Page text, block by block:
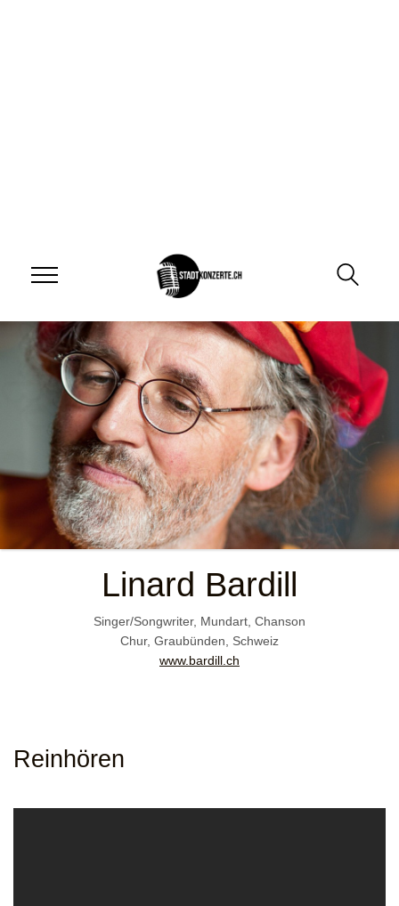
Linard Bardill
Singer/Songwriter, Mundart, Chanson
Chur, Graubünden, Schweiz
www.bardill.ch
Reinhören